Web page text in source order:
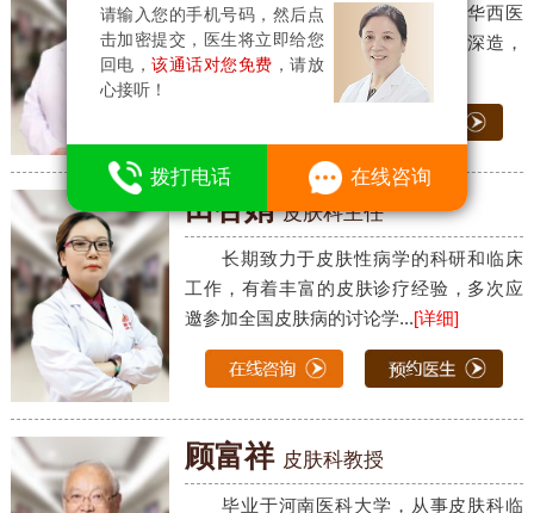
毕业于河南大学医学院，后于华西医
科大学、上海华山医院皮肤科进修深造，
从事皮肤科临床、教学工作...[详细]
田杏娟 皮肤科主任
长期致力于皮肤性病学的科研和临床
工作，有着丰富的皮肤诊疗经验，多次应
邀参加全国皮肤病的讨论学...[详细]
顾富祥 皮肤科教授
毕业于河南医科大学，从事皮肤科临
请输入您的手机号码，然后点
击加密提交，医生将立即给您
回电，该通话对您免费 ，请放
心接听！
拨打电话
8
在线咨询